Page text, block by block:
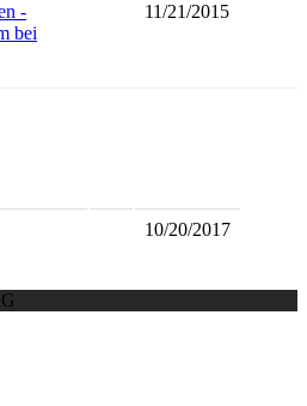
-
bei
11/21/2015
10/20/2017